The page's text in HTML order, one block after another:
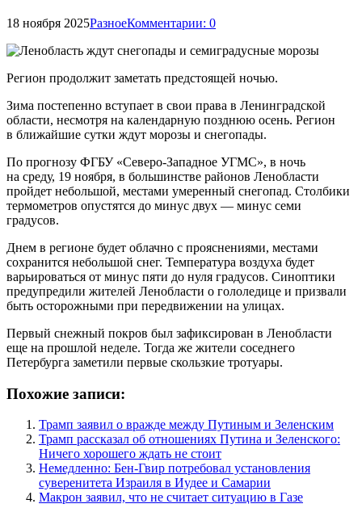
18 ноября 2025РазноеКомментарии: 0
Регион продолжит заметать предстоящей ночью.
Зима постепенно вступает в свои права в Ленинградской
области, несмотря на календарную позднюю осень. Регион
в ближайшие сутки ждут морозы и снегопады.
По прогнозу ФГБУ «Северо-Западное УГМС», в ночь
на среду, 19 ноября, в большинстве районов Ленобласти
пройдет небольшой, местами умеренный снегопад. Столбики
термометров опустятся до минус двух — минус семи
градусов.
Днем в регионе будет облачно с прояснениями, местами
сохранится небольшой снег. Температура воздуха будет
варьироваться от минус пяти до нуля градусов. Синоптики
предупредили жителей Ленобласти о гололедице и призвали
быть осторожными при передвижении на улицах.
Первый снежный покров был зафиксирован в Ленобласти
еще на прошлой неделе. Тогда же жители соседнего
Петербурга заметили первые скользкие тротуары.
Похожие записи:
Трамп заявил о вражде между Путиным и Зеленским
Трамп рассказал об отношениях Путина и Зеленского:
Ничего хорошего ждать не стоит
Немедленно: Бен-Гвир потребовал установления
суверенитета Израиля в Иудее и Самарии
Макрон заявил, что не считает ситуацию в Газе